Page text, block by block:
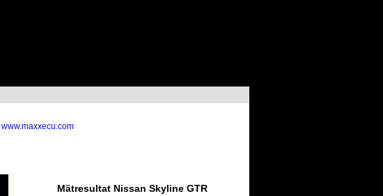
www.maxxecu.com
Mätresultat Nissan Skyline GTR